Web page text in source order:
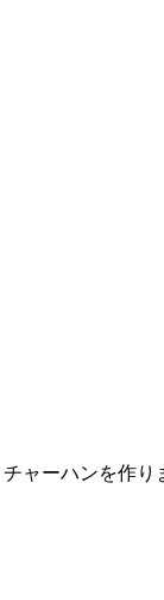
ャーハンを作り